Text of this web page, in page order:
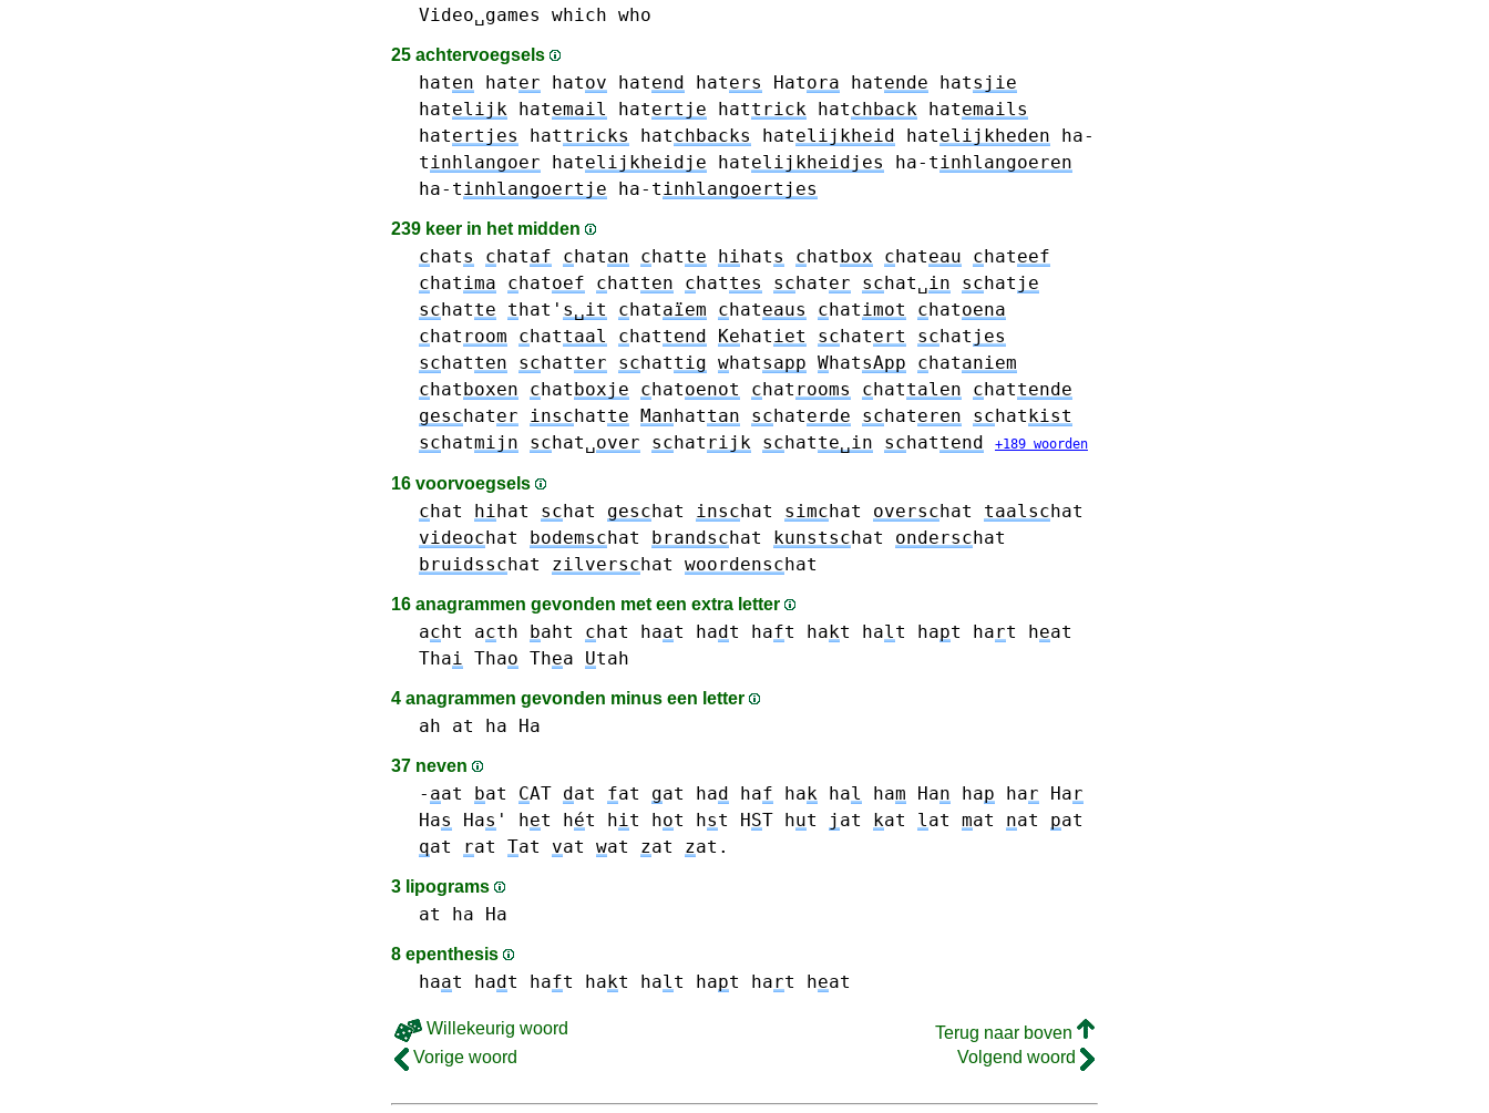
Video␣games
which who
25 achtervoegsels
haten hater hatov hatend haters Hatora hatende hatsjie
hatelijk hatemail hatertje hattrick hatchback hatemails
hatertjes hattricks hatchbacks hatelijkheid hatelijkheden
ha-
tinhlangoer hatelijkheidje hatelijkheidjes ha-tinhlangoeren
ha-tinhlangoertje ha-tinhlangoertjes
239 keer in het midden
chats chataf chatan chatte hihats chatbox chateau chateef
chatima chatoef chatten chattes schater schat␣in schat je
schatte that' s␣it chataïem chateaus chatimot chatoena
chat room chattaal chattend Kehatiet schatert schat jes
schatten schatter schattig whatsapp WhatsApp chataniem
chatboxen chatboxje chatoenot chat rooms chattalen chattende
geschater inschatte Manhattan schaterde schateren schatkist
schatmijn schat␣over schat rijk schatte␣in schattend +189 woorden
16 voorvoegsels
chat hihat schat geschat inschat simchat overschat taalschat
videochat bodemschat brandschat kunstschat onderschat
bruidsschat zilverschat woordenschat
16 anagrammen gevonden met een extra letter
acht acth baht chat haat hadt haft hakt halt hapt hart heat
Thai Thao Thea Utah
4 anagrammen gevonden minus een letter
ah at ha Ha
37 neven
- aat bat CAT dat fat gat had haf hak hal ham Han hap har Har
Has Has ' het hét hit hot hst HST hut j at kat lat mat nat pat
qat rat Tat vat wat zat zat.
3 lipograms
at ha Ha
8 epenthesis
haat hadt haft hakt halt hapt hart heat
Willekeurig woord
Terug naar boven
Vorige woord
Volgend woord